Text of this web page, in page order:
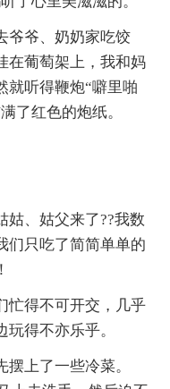
爷爷、奶奶家吃饺
在葡萄架上，我和妈
就听得鞭炮“噼里啪
了红色的炮纸。
姑、姑父来了??我数
们只吃了简简单单的
忙得不可开交，几乎
得不亦乐乎。
上了一些冷菜。